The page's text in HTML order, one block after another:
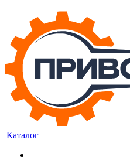
Каталог